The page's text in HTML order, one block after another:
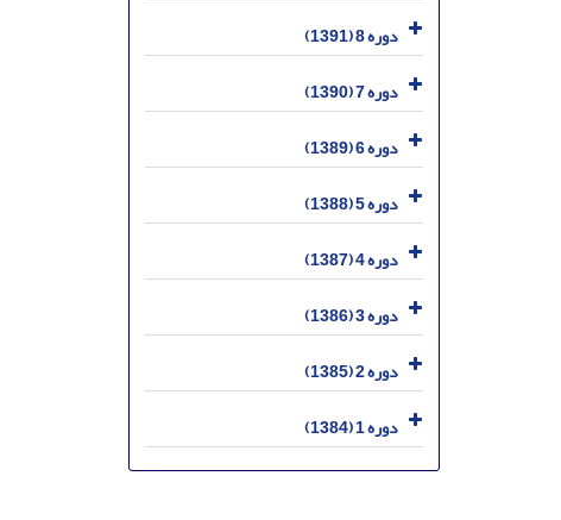
دوره 8 (1391)
دوره 7 (1390)
دوره 6 (1389)
دوره 5 (1388)
دوره 4 (1387)
دوره 3 (1386)
دوره 2 (1385)
دوره 1 (1384)